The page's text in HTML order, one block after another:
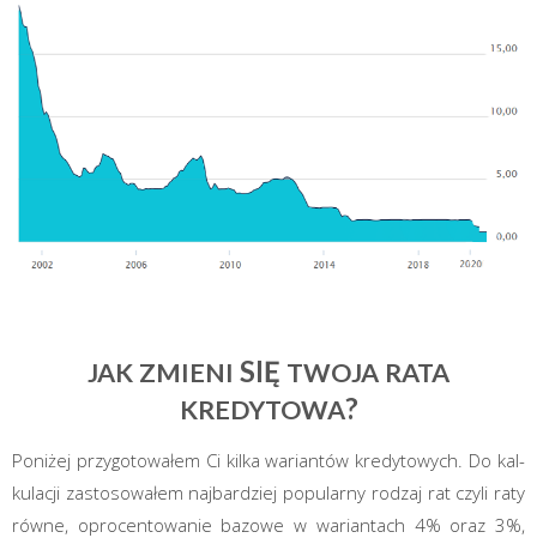
JAK ZMIENI SIĘ TWOJA RATA
KREDYTOWA?
Poni­żej przy­go­to­wa­łem Ci kil­ka warian­tów kre­dy­to­wych. Do kal­
ku­la­cji zasto­so­wa­łem naj­bar­dziej popu­lar­ny rodzaj rat czy­li raty
rów­ne, opro­cen­to­wa­nie bazo­we w warian­tach 4% oraz 3%,